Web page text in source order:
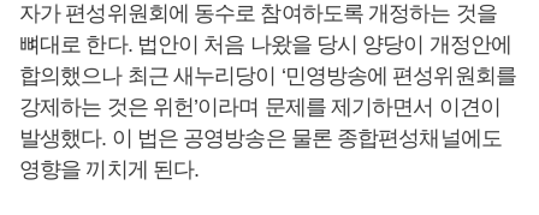
자가 편성위원회에 동수로 참여하도록 개정하는 것을
뼈대로 한다. 법안이 처음 나왔을 당시 양당이 개정안에
합의했으나 최근 새누리당이 ‘민영방송에 편성위원회를
강제하는 것은 위헌’이라며 문제를 제기하면서 이견이
발생했다. 이 법은 공영방송은 물론 종합편성채널에도
영향을 끼치게 된다.